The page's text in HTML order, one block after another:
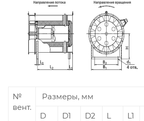
№
вент.
Размеры, мм
D
D1 D2 L L1